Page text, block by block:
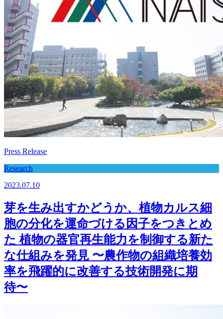
Press Release
Research
2023.07.10
芽を生み出すかどうか、植物カルス細
胞の分化を運命づける因子をつきとめ
た 植物の器官再生能力を制御する新た
な仕組みを発見 〜農作物の組織培養効
率を飛躍的に改善する技術開発に期
待〜